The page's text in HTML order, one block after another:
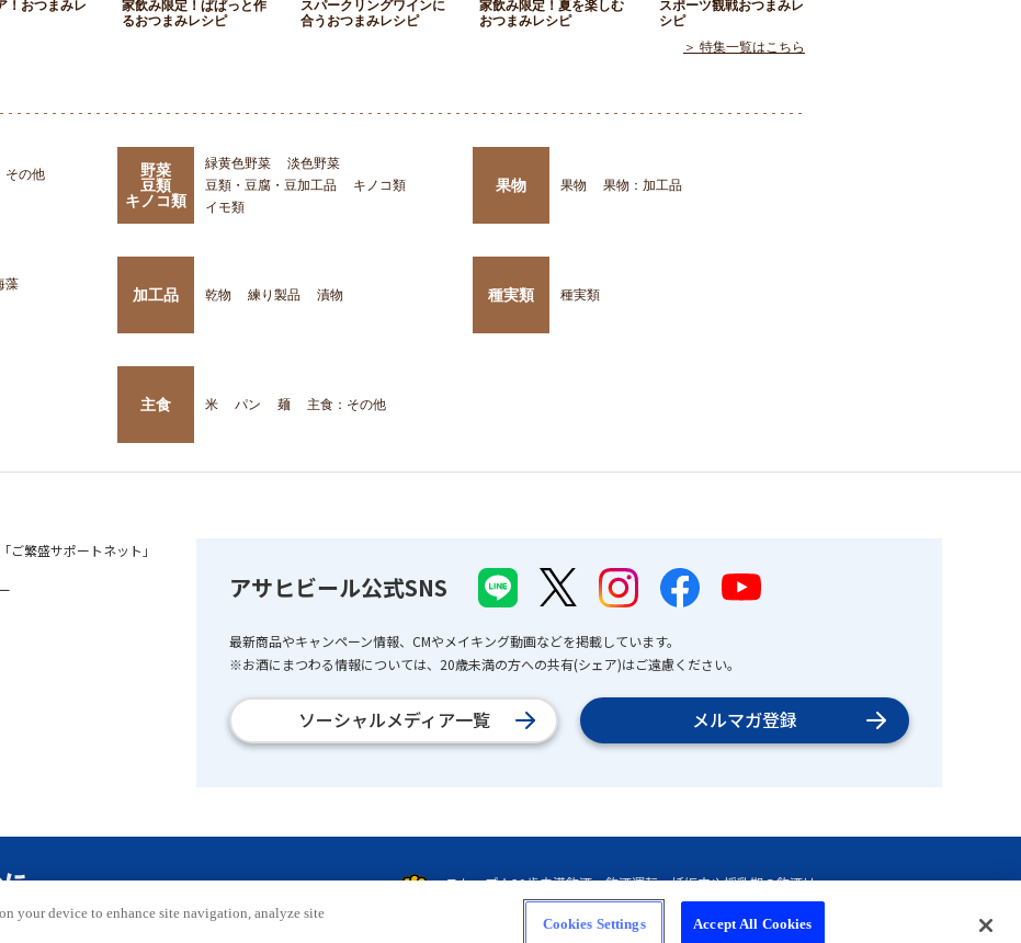
！おつまみレ
家飲み限定！ぱぱっと作
るおつまみレシピ
スパークリングワインに
合うおつまみレシピ
家飲み限定！夏を楽しむ
おつまみレシピ
スポーツ観戦おつまみレ
シピ
＞ 特集一覧はこちら
その他
野菜
豆類
キノコ類
緑黄色野菜
淡色野菜
豆類・豆腐・豆加工品
キノコ類
イモ類
果物 果物 果物：加工品
藻
加工品 乾物 練り製品 漬物 種実類 種実類
主食 米 パン 麺 主食：その他
ご繁盛サポートネット」
アサヒビール公式SNS
最新商品やキャンペーン情報、CMやメイキング動画などを掲載しています。
※お酒にまつわる情報については、20歳未満の方への共有(シェア)はご遠慮ください。
ソーシャルメディア一覧 メルマガ登録
your device to enhance site navigation, analyze site
Cookies Settings Accept All Cookies